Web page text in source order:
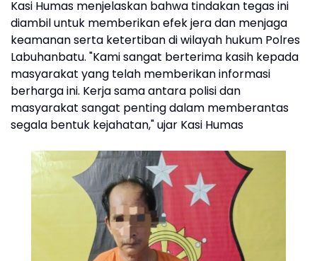
Kasi Humas menjelaskan bahwa tindakan tegas ini
diambil untuk memberikan efek jera dan menjaga
keamanan serta ketertiban di wilayah hukum Polres
Labuhanbatu. "Kami sangat berterima kasih kepada
masyarakat yang telah memberikan informasi
berharga ini. Kerja sama antara polisi dan
masyarakat sangat penting dalam memberantas
segala bentuk kejahatan," ujar Kasi Humas